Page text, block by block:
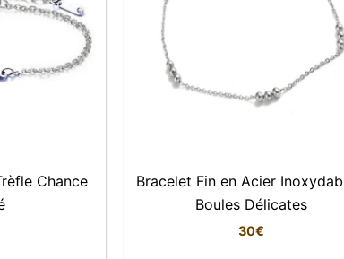
qu’il sublime. L’agate violette est une
à se recentrer, tout en affirmant un style
à porter comme un talisman raffiné.
Chance
Bracelet Fin en Acier
Boules Délicates
30€